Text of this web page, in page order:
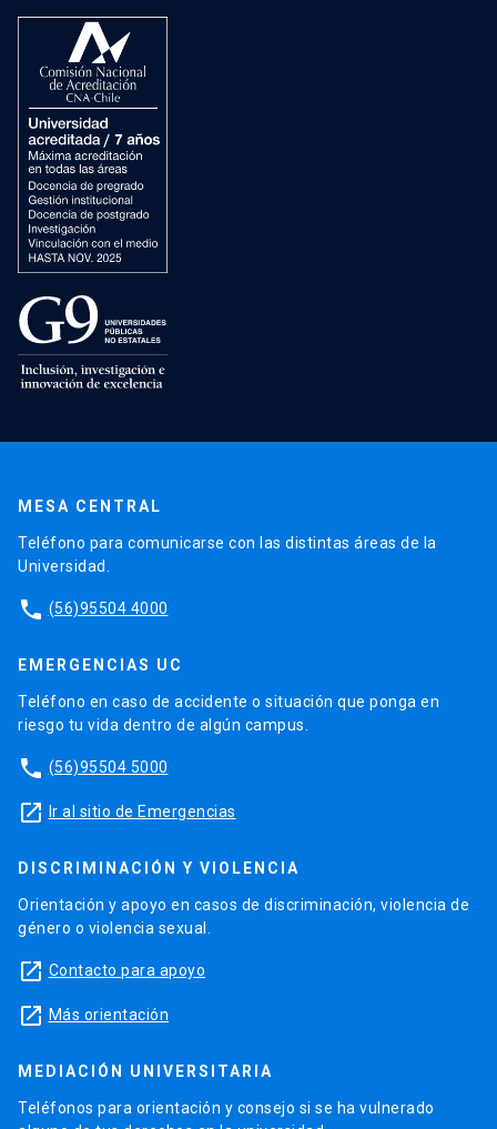
MESA CENTRAL
Teléfono para comunicarse con las distintas áreas de la
Universidad.
phone (56)95504 4000
EMERGENCIAS UC
Teléfono en caso de accidente o situación que ponga en
riesgo tu vida dentro de algún campus.
phone (56)95504 5000
launch Ir al sitio de Emergencias
DISCRIMINACIÓN Y VIOLENCIA
Orientación y apoyo en casos de discriminación, violencia de
género o violencia sexual.
launch Contacto para apoyo
launch Más orientación
MEDIACIÓN UNIVERSITARIA
Teléfonos para orientación y consejo si se ha vulnerado